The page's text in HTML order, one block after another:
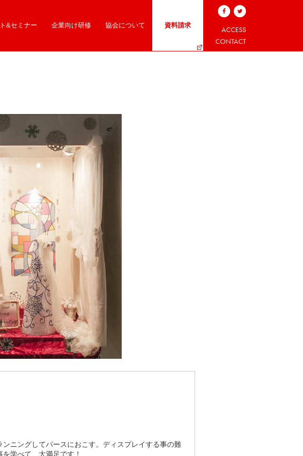
&セミナー 企業向け研修 協会について 資料請求
ACCESS
CONTACT
ニングしてパースにおこす。ディスプレイする事の難
学べて、大満足です！